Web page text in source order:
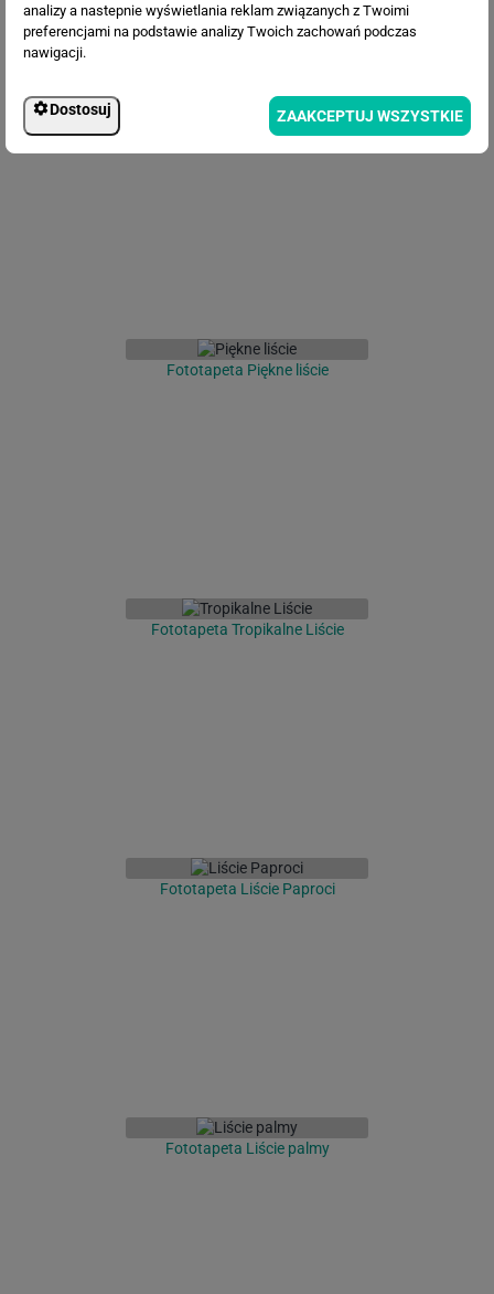
Fototapeta Granatowe Liście
Fototapeta Piękne liście
Fototapeta Tropikalne Liście
Fototapeta Liście Paproci
Fototapeta Liście palmy
analizy a nastepnie wyświetlania reklam związanych z Twoimi
preferencjami na podstawie analizy Twoich zachowań podczas
nawigacji.
Dostosuj ZAAKCEPTUJ WSZYSTKIE